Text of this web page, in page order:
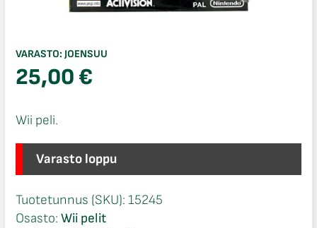
VARASTO: JOENSUU
25,00€
Wii peli.
Varasto loppu
Tuotetunnus (SKU): 15245
Osasto: Wii pelit